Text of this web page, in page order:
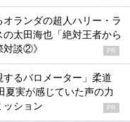
ランダの超人ハリー・ラ
太田海也「絶対王者から
対談②》
PR
するバロメーター」柔道
夏実が感じていた声の力
ッション
PR